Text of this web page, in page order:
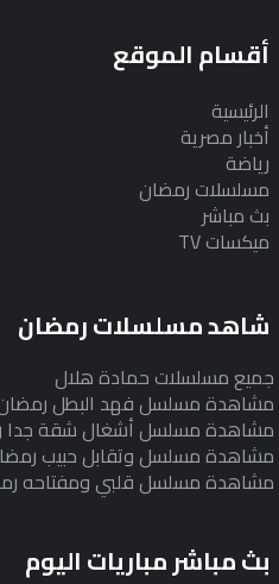
أقسام الموقع
الرئيسية
أخبار مصرية
رياضة
مسلسلات رمضان
بث مباشر
ميكسات TV
شاهد مسلسلات رمضان
جميع مسلسلات حمادة هلال
مشاهدة مسلسل فهد البطل رمضان
مشاهدة مسلسل أشغال شقة جدا
مشاهدة مسلسل وتقابل حبيب رمضان
مشاهدة مسلسل قلبي ومفتاحه رمضان
بث مباشر مباريات اليوم